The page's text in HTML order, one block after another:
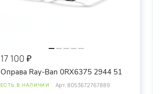
17 100 ₽
Оправа Ray-Ban 0RX6375 2944 51
ЕСТЬ В НАЛИЧИИ Арт.8053672767889